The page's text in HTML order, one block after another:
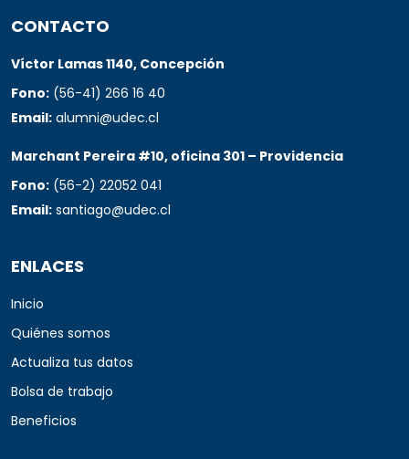
CONTACTO
Víctor Lamas 1140, Concepción
Fono: (56-41) 266 16 40
Email: alumni@udec.cl
Marchant Pereira #10, oficina 301 – Providencia
Fono: (56-2) 22052 041
Email: santiago@udec.cl
ENLACES
Inicio
Quiénes somos
Actualiza tus datos
Bolsa de trabajo
Beneficios